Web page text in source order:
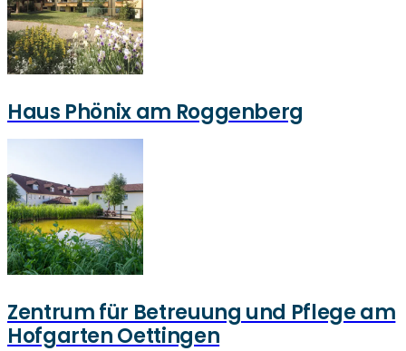
Haus Phönix am Roggenberg
Zentrum für Betreuung und Pflege am
Hofgarten Oettingen